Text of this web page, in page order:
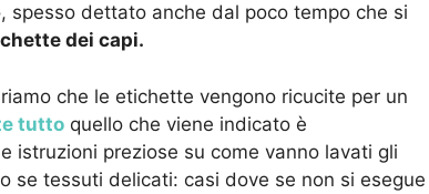
dettato anche dal poco tempo che si
dei capi.
che le etichette vengono ricucite per un
tutto quello che viene indicato è
istruzioni preziose su come vanno lavati gli
se tessuti delicati: casi dove se non si esegue